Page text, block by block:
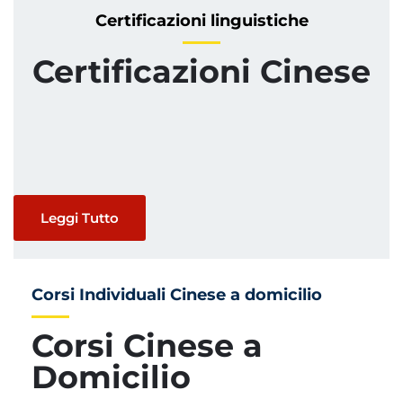
Certificazioni Cinese
Certificazioni linguistiche
Leggi Tutto
Corsi Cinese a
Domicilio
Corsi Individuali Cinese a domicilio